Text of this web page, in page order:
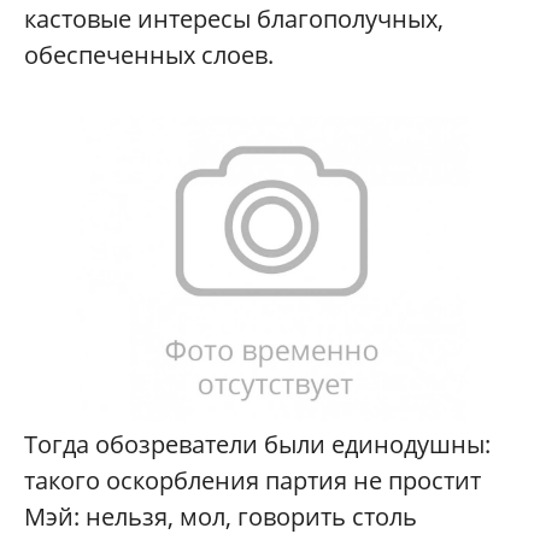
кастовые интересы благополучных,
обеспеченных слоев.
Тогда обозреватели были единодушны:
такого оскорбления партия не простит
Мэй: нельзя, мол, говорить столь